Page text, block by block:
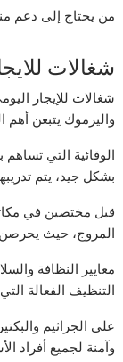
من يحتاج إلى دعم
شغالات
شغالات للإيجار
واليرموك يتبعن أهم
الوقائية التي
بشكل جيد، يتم
قبل مختصين في
المروج، حيث
معايير النظافة
التنظيف الفعالة
على الجراثيم
وآمنة لجميع أفراد